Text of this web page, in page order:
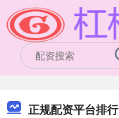
正规配资平台排行